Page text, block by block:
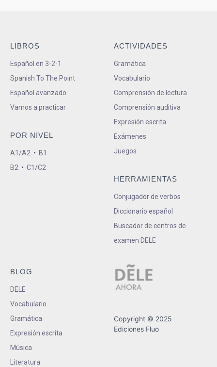
LIBROS
Español en 3-2-1
Spanish To The Point
Español avanzado
Vamos a practicar
POR NIVEL
A1/A2 • B1
B2 • C1/C2
ACTIVIDADES
Gramática
Vocabulario
Comprensión de lectura
Comprensión auditiva
Expresión escrita
Exámenes
Juegos
HERRAMIENTAS
Conjugador de verbos
Diccionario español
Buscador de centros de
examen DELE
BLOG
DELE
Vocabulario
Gramática
Expresión escrita
Música
Literatura
Copyright © 2025
Ediciones Fluo